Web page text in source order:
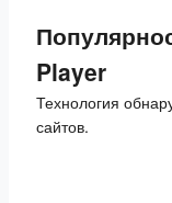
Player
Технология
сайтов.